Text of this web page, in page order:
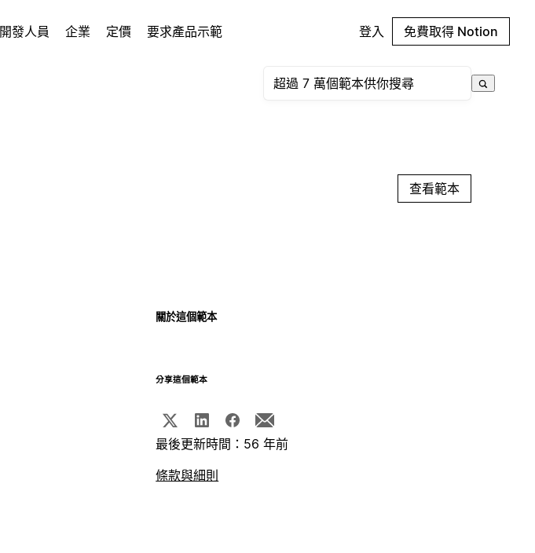
開發人員 企業 定價 要求產品示範 登入 免費取得 Notion
查看範本
關於這個範本
分享這個範本
最後更新時間：56 年前
條款與細則